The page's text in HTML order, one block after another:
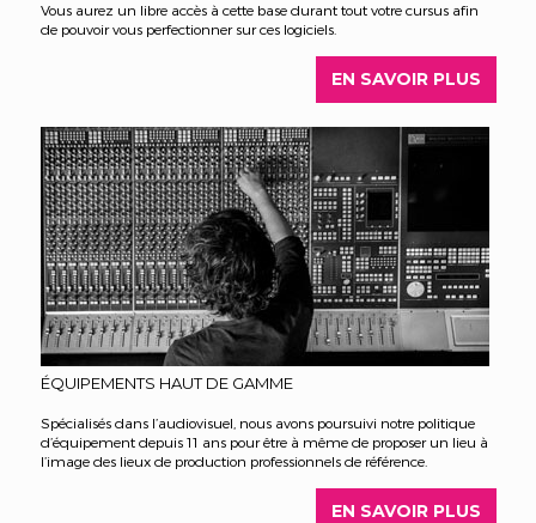
Vous aurez un libre accès à cette base durant tout votre cursus afin
de pouvoir vous perfectionner sur ces logiciels.
EN SAVOIR PLUS
ÉQUIPEMENTS HAUT DE GAMME
Spécialisés dans l’audiovisuel, nous avons poursuivi notre politique
d’équipement depuis 11 ans pour être à même de proposer un lieu à
l’image des lieux de production professionnels de référence.
EN SAVOIR PLUS